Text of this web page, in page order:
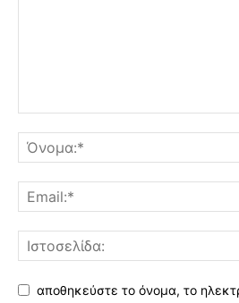
αποθηκεύστε το όνομα, το